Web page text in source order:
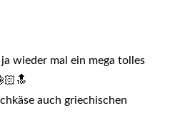
ja wieder mal ein mega tolles
auch griechischen